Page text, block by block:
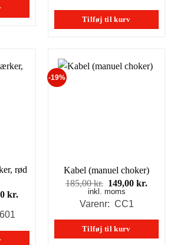
199,00 kr..
Tilføj til kurv
rød
kr..
kr.
149,00 kr..
-19%
Kabel (manuel choker)
185,00kr. Den
oprindelige
pris
185,00 kr..
149,00kr.
inkl. moms
Varenr: CC1
Tilføj til kurv